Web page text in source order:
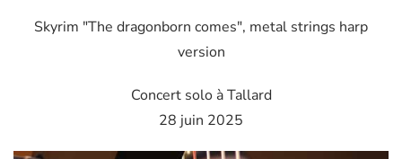
Skyrim "The dragonborn comes", metal strings harp
version
Concert solo à Tallard
28 juin 2025